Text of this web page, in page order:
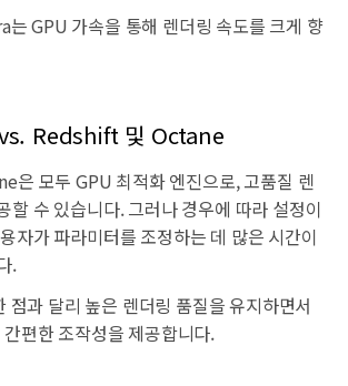
는 GPU 가속을 통해 렌더링 속도를 크게 향
Redshift 및 Octane
은 모두 GPU 최적화 엔진으로, 고품질 렌
할 수 있습니다. 그러나 경우에 따라 설정이
자가 파라미터를 조정하는 데 많은 시간이
.
점과 달리 높은 렌더링 품질을 유지하면서
편한 조작성을 제공합니다.